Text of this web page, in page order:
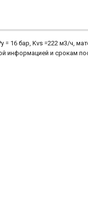
16 бар, Kvs =222 м3/ч,
информацией и срокам